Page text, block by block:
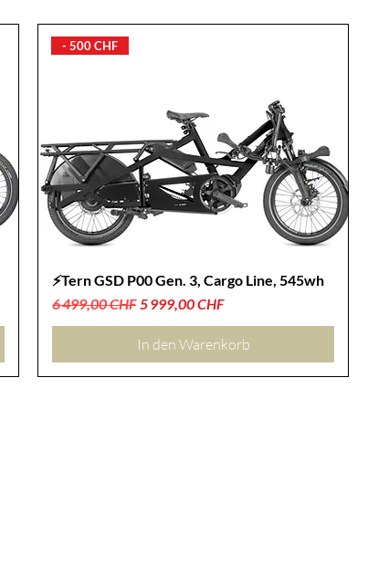
- 500 CHF
⚡Tern GSD P00 Gen. 3, Cargo Line, 545wh
Standardpreis
6 499,00 CHF Sale-Preis
5 999,00 CHF
In den Warenkorb